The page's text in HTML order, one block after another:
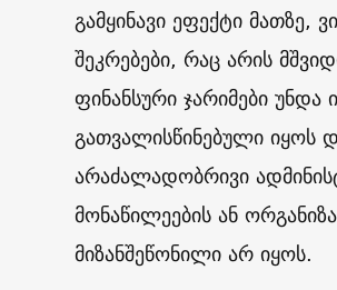
გამყინავი ეფექტი მათზე,
შეკრებები, რაც არის
ფინანსური ჯარიმები
გათვალისწინებული იყოს
არაძალადობრივი
მონაწილეების ან
მიზანშეწონილი არ იყოს.